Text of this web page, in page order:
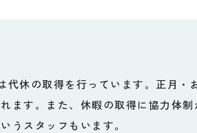
休の取得を行っています。正月・
ます。また、休暇の取得に協力体制
うスタッフもいます。